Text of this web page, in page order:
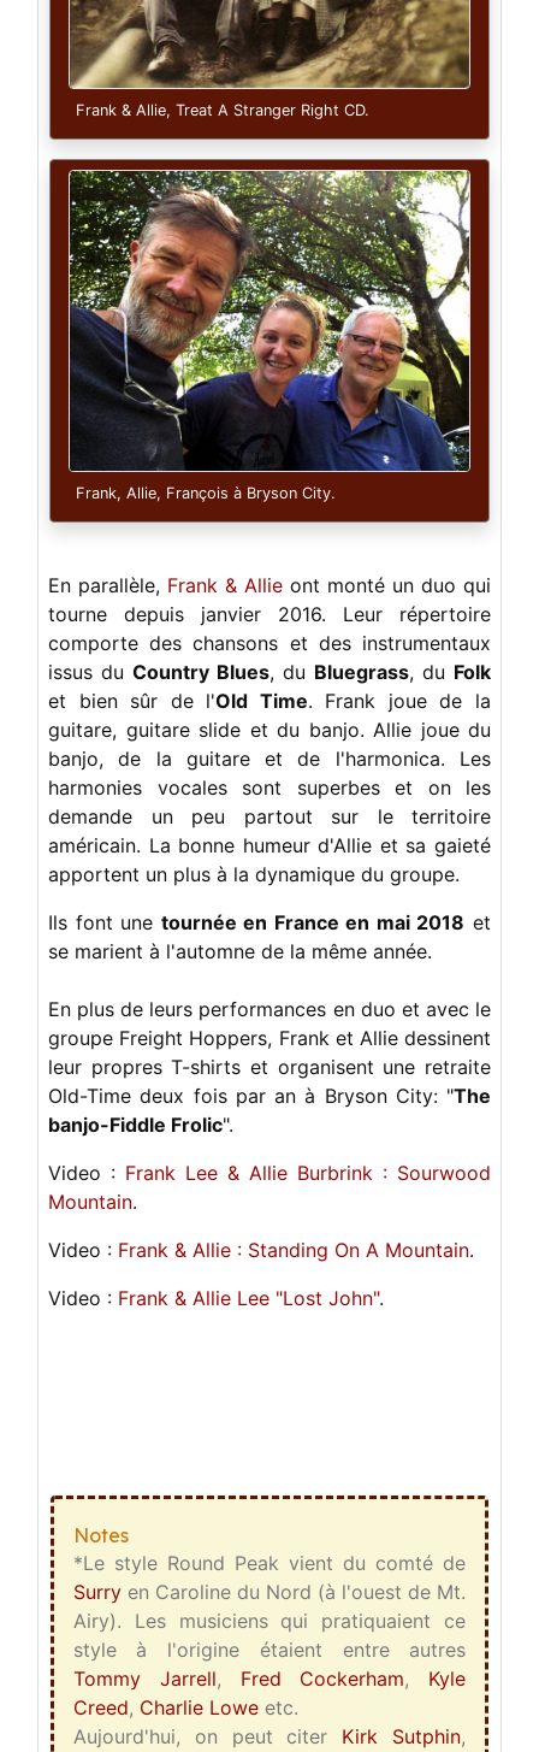
Frank & Allie, Treat A Stranger Right CD.
Frank, Allie, François à Bryson City.
En parallèle, Frank & Allie ont monté un duo qui
tourne depuis janvier 2016. Leur répertoire
comporte des chansons et des instrumentaux
issus du Country Blues, du Bluegrass, du Folk
et bien sûr de l'Old Time. Frank joue de la
guitare, guitare slide et du banjo. Allie joue du
banjo, de la guitare et de l'harmonica. Les
harmonies vocales sont superbes et on les
demande un peu partout sur le territoire
américain. La bonne humeur d'Allie et sa gaieté
apportent un plus à la dynamique du groupe.
Ils font une tournée en France en mai 2018 et
se marient à l'automne de la même année.
En plus de leurs performances en duo et avec le
groupe Freight Hoppers, Frank et Allie dessinent
leur propres T-shirts et organisent une retraite
Old-Time deux fois par an à Bryson City: "The
banjo-Fiddle Frolic".
Video : Frank Lee & Allie Burbrink : Sourwood
Mountain.
Video : Frank & Allie : Standing On A Mountain.
Video : Frank & Allie Lee "Lost John".
Notes
*Le style Round Peak vient du comté de
Surryen Caroline du Nord (à l'ouest de Mt.
Airy). Les musiciens qui pratiquaient ce
style à l'origine étaient entre autres
Tommy Jarrell, Fred Cockerham, Kyle
Creed, Charlie Loweetc.
Aujourd'hui, on peut citer Kirk Sutphin,